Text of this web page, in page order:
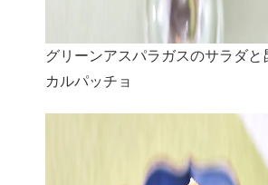
グリーンアスパラガスのサラダと
カルパッチョ